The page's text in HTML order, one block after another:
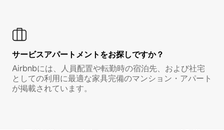
サービスアパートメントをお探しですか？
Airbnbには、人員配置や転勤時の宿泊先、および社宅
としての利用に最適な家具完備のマンション・アパート
が掲載されています。